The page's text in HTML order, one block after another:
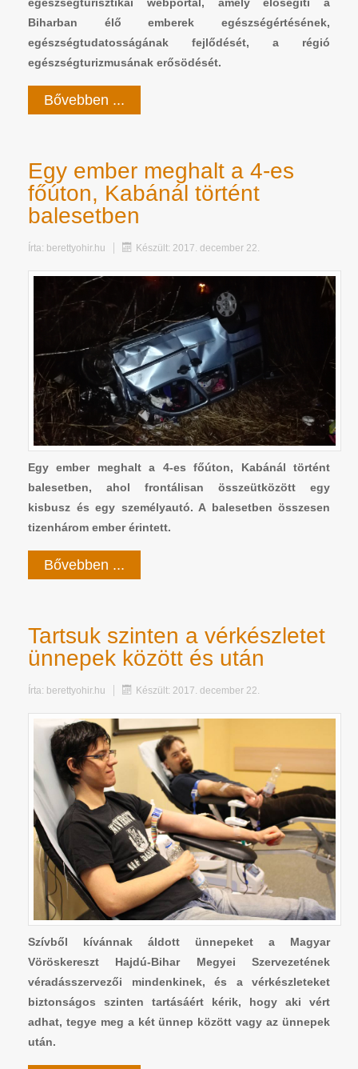
Biharban élő emberek egészségértésének,
egészségtudatosságának fejlődését, a régió
egészségturizmusának erősödését.
Bővebben ...
Egy ember meghalt a 4-es
főúton, Kabánál történt
balesetben
Írta: berettyohir.hu Készült: 2017. december 22.
Egy ember meghalt a 4-es főúton, Kabánál történt
balesetben, ahol frontálisan összeütközött egy
kisbusz és egy személyautó. A balesetben összesen
tizenhárom ember érintett.
Bővebben ...
Tartsuk szinten a vérkészletet
ünnepek között és után
Írta: berettyohir.hu Készült: 2017. december 22.
Szívből kívánnak áldott ünnepeket a Magyar
Vöröskereszt Hajdú-Bihar Megyei Szervezetének
véradásszervezői mindenkinek, és a vérkészleteket
biztonságos szinten tartásáért kérik, hogy aki vért
adhat, tegye meg a két ünnep között vagy az ünnepek
után.